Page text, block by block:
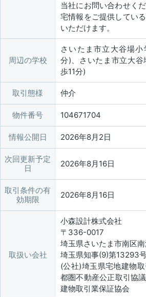
当社にお問い合わせく
宅情報をご提供してい
いただけます。
周辺の学校
さいたま市立大谷場
分)、さいたま市立大
歩11分)
取引態様 仲介
物件番号 104671704
情報公開日 2026年8月2日
次回更新予定
日
2026年8月16日
取引条件の有
効期限
2026年8月16日
取扱い会社
小森設計株式会社
〒336-0017
埼玉県さいたま市南区
埼玉県知事(9)第13293
(公社)埼玉県宅地建物
都圏不動産公正取引協
建物取引業保証協会